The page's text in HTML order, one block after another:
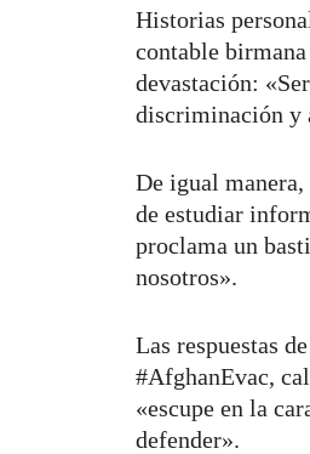
Historias
contable
devastación:
discriminación y
De igual manera,
de estudiar
proclama un
nosotros».
Las respuestas
#AfghanEvac,
«escupe en la
defender».